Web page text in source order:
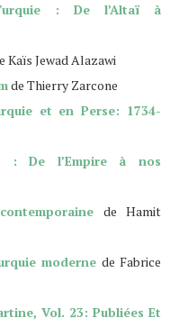
: De l’Altaï à
Kaïs Jewad Alazawi
de Thierry Zarcone
et en Perse: 1734-
: De l’Empire à nos
de Hamit
moderne deFabrice
Vol. 23: Publiées Et